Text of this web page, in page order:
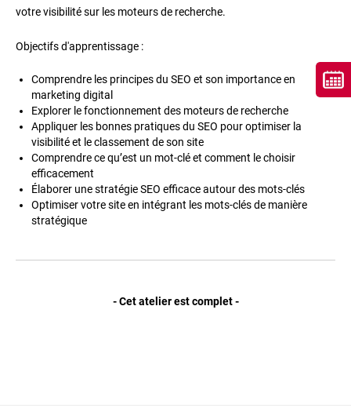
votre visibilité sur les moteurs de recherche.
Objectifs d'apprentissage :
Comprendre les principes du SEO et son importance en
marketing digital
Explorer le fonctionnement des moteurs de recherche
Appliquer les bonnes pratiques du SEO pour optimiser la
visibilité et le classement de son site
Comprendre ce qu’est un mot-clé et comment le choisir
efficacement
Élaborer une stratégie SEO efficace autour des mots-clés
Optimiser votre site en intégrant les mots-clés de manière
stratégique
- Cet atelier est complet -